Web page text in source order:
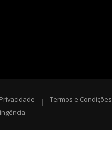
| Termos e Condições